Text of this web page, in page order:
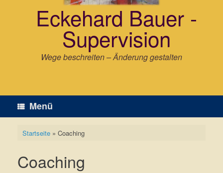
Eckehard Bauer -
Supervision
Wege beschreiten – Änderung gestalten
Menü
Startseite» Coaching
Coaching